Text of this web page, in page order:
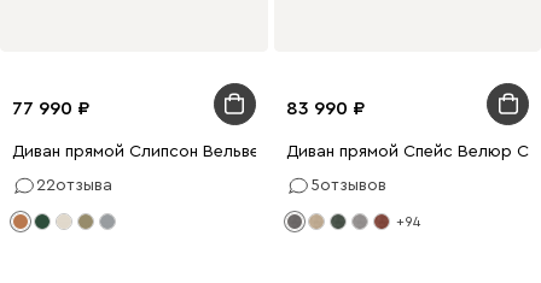
77 990
Диван прямой Слипсон Вельвет Горчичный
22отзыва
83 990
Диван прямой Спейс Велюр
5отзывов
+94